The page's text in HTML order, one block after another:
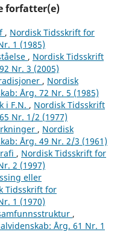
forfatter(e)
, Nordisk Tidsskrift for
1 (1985)
, Nordisk Tidsskrift
Nr. 3 (2005)
, Nordisk
Årg. 72 Nr. 5 (1985)
i F.N. , Nordisk Tidsskrift
Nr. 1/2 (1977)
, Nordisk
Årg. 49 Nr. 2/3 (1961)
, Nordisk Tidsskrift for
2 (1997)
eller
Tidsskrift for
1 (1970)
,
Årg. 61 Nr. 1